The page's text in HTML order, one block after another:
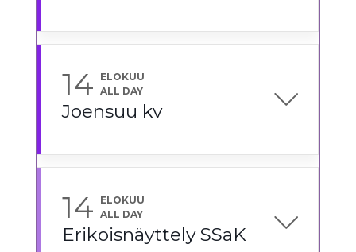
14
ELOKUU
ALL DAY
Joensuu kv
14
ELOKUU
ALL DAY
Erikoisnäyttely SSaK